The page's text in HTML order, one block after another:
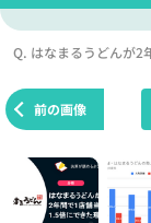
Q. はなまるうどんが2
前の画像